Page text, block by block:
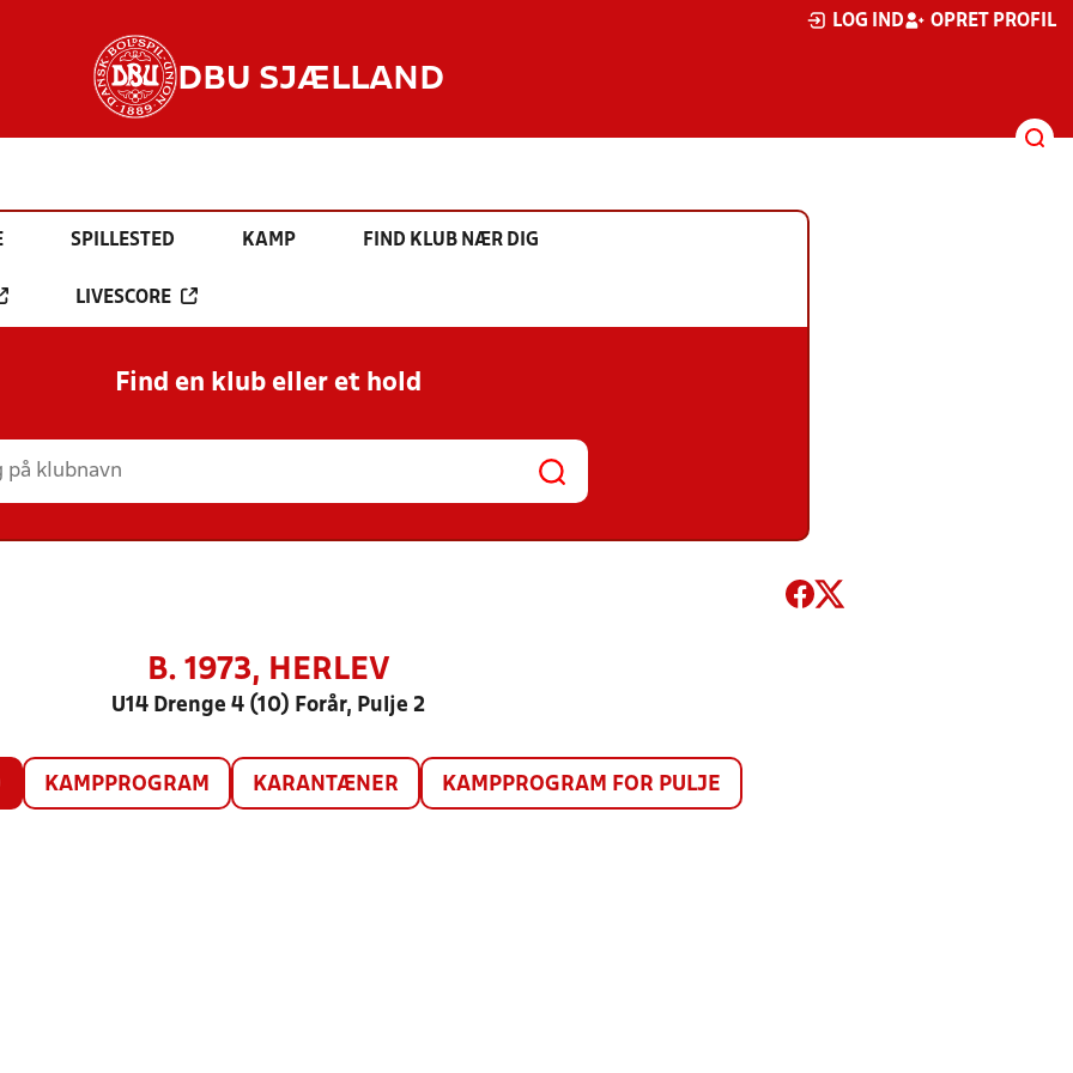
LOG IND OPRET PROFIL
DBU SJÆLLAND
SPILLESTED KAMP FIND KLUB NÆR DIG
LIVESCORE
Find en klub eller et hold
B. 1973, HERLEV
U14 Drenge 4 (10) Forår, Pulje 2
KAMPPROGRAM KARANTÆNER KAMPPROGRAM FOR PULJE